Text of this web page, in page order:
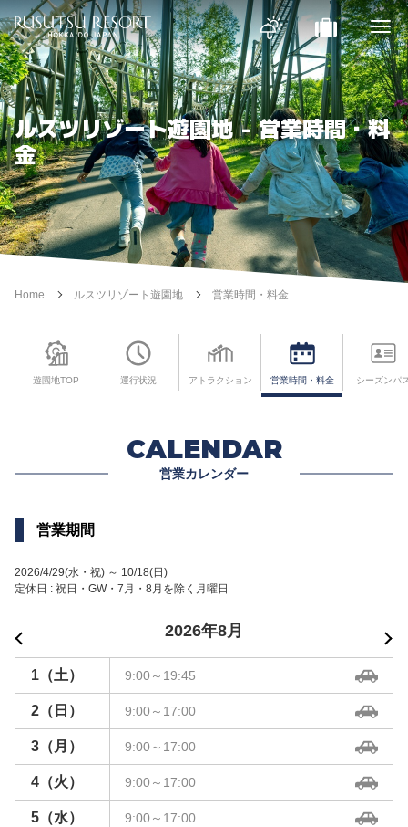
ルスツリゾート遊園地 - 営業時間・料
金
Home ルスツリゾート遊園地 営業時間・料金
遊園地TOP 運行状況 アトラクション 営業時間・料金 シーズンパ
CALENDAR
営業カレンダー
営業期間
2026/4/29(水・祝) ～ 10/18(日)
定休日 : 祝日・GW・7月・8月を除く月曜日
2026年8月
1（土） 9:00～19:45
2（日） 9:00～17:00
3（月） 9:00～17:00
4（火） 9:00～17:00
5（水） 9:00～17:00